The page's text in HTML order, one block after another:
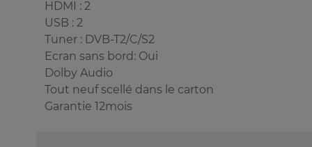
HDMI : 2
USB : 2
Tuner : DVB-T2/C/S2
Ecran sans bord: Oui
Dolby Audio
Tout neuf scellé dans le carton
Garantie 12mois